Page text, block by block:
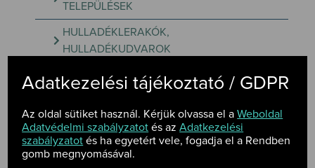
Adatkezelési tájékoztató / GDPR
Az oldal sütiket használ. Kérjük olvassa el aWeboldal
Adatvédelmi szabályzatot és azAdatkezelési
szabályzatot és ha egyetért vele, fogadja el a Rendben
gomb megnyomásával.
TELEPÜLÉSEK
HULLADÉKLERAKÓK,
HULLADÉKUDVAROK
KONYHAI ZÖLD- ÉS
ÉLELMISZERHULLADÉK GYŰJTÉS
KONTÉNER MEGRENDELÉS
LOMTALANÍTÁS